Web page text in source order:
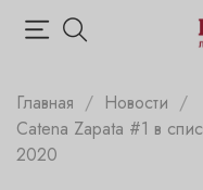
Главная
Новости
Catena Zapata #1 в
2020